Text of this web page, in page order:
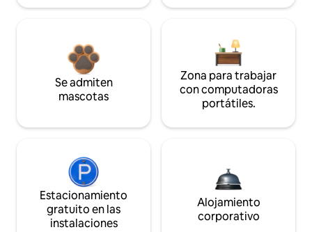
Se admiten
mascotas
Zona para trabajar
con computadoras
portátiles.
Estacionamiento
gratuito en las
instalaciones
Alojamiento
corporativo